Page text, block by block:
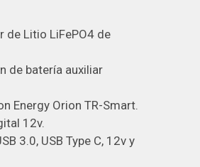
de Litio LiFePO4 de
de batería auxiliar
Energy Orion TR-Smart.
12v.
3.0, USB Type C, 12v y